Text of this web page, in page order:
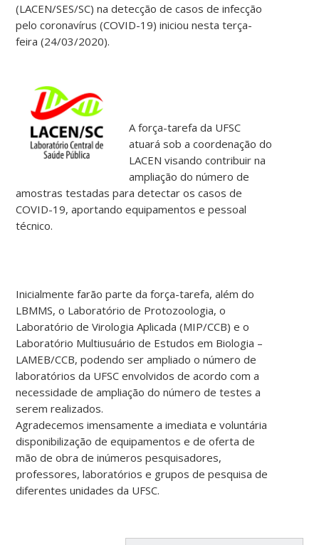
(LACEN/SES/SC) na detecção de casos de infecção
pelo coronavírus (COVID-19) iniciou nesta terça-
feira (24/03/2020).
A força-tarefa da UFSC
atuará sob a coordenação do
LACEN visando contribuir na
ampliação do número de
amostras testadas para detectar os casos de
COVID-19, aportando equipamentos e pessoal
técnico.
Inicialmente farão parte da força-tarefa, além do
LBMMS, o Laboratório de Protozoologia, o
Laboratório de Virologia Aplicada (MIP/CCB) e o
Laboratório Multiusuário de Estudos em Biologia –
LAMEB/CCB, podendo ser ampliado o número de
laboratórios da UFSC envolvidos de acordo com a
necessidade de ampliação do número de testes a
serem realizados.
Agradecemos imensamente a imediata e voluntária
disponibilização de equipamentos e de oferta de
mão de obra de inúmeros pesquisadores,
professores, laboratórios e grupos de pesquisa de
diferentes unidades da UFSC.